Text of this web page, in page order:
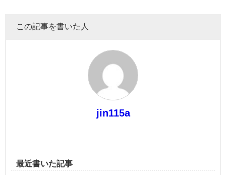
この記事を書いた人
jin115a
最近書いた記事